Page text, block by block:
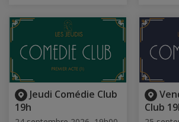
Jeudi Comédie Club
19h
Club